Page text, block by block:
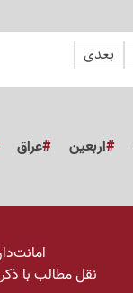
بعدی
اربعین عراق
نقل مطالب با